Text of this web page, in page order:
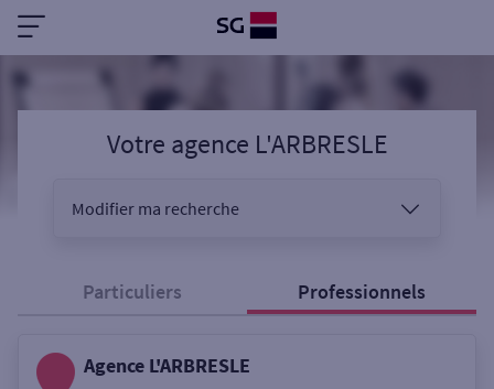
Votre agence L'ARBRESLE
Modifier ma recherche
Sélectionnez votre recherche
Particuliers Professionnels
Agence L'ARBRESLE